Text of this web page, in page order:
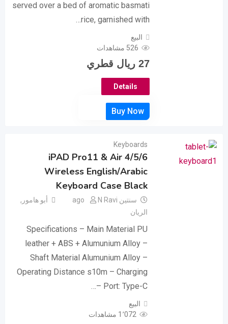
served over a bed of aromatic basmati
rice, garnished with…
البيع
526 مشاهدات
27 ريال قطري
Details
Keyboards
iPAD Pro11 & Air 4/5/6
Wireless English/Arabic
Keyboard Case Black
سنتين ago N Ravi أبو هامور ,
الريان
Specifications – Main Material PU
leather + ABS + Alumunium Alloy –
Shaft Material Alumunium Alloy –
Operating Distance s10m – Charging
Port: Type-C –…
البيع
1٬072 مشاهدات